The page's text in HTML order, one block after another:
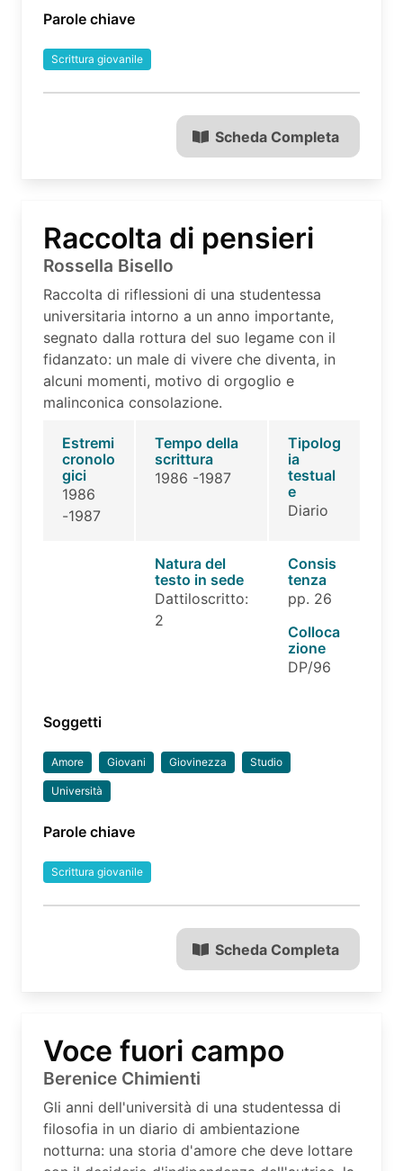
Parole chiave
Scrittura giovanile
Scheda Completa
Raccolta di pensieri
Rossella Bisello
Raccolta di riflessioni di una studentessa
universitaria intorno a un anno importante,
segnato dalla rottura del suo legame con il
fidanzato: un male di vivere che diventa, in
alcuni momenti, motivo di orgoglio e
malinconica consolazione.
Estremi
cronolo
gici
1986
-1987
Tempo della
scrittura
1986 -1987
Tipolog
ia
testual
e
Diario
Natura del
testo in sede
Dattiloscritto:
2
Consis
tenza
pp. 26
Colloca
zione
DP/96
Soggetti
Amore Giovani Giovinezza Studio
Università
Parole chiave
Scrittura giovanile
Scheda Completa
Voce fuori campo
Berenice Chimienti
Gli anni dell'università di una studentessa di
filosofia in un diario di ambientazione
notturna: una storia d'amore che deve lottare